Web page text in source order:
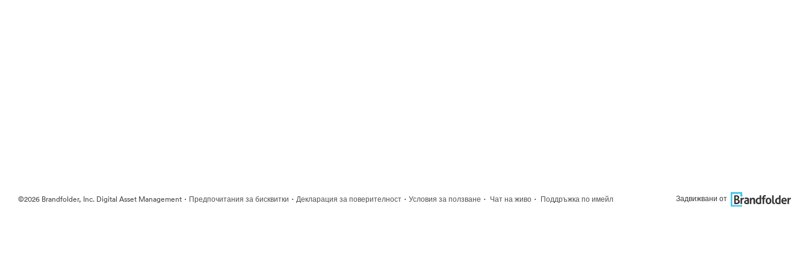
©2026 Brandfolder, Inc. Digital Asset Management · Предпочитания за бисквитки · Декларация за поверителност · Условия за ползване · Чат на живо · Поддръжка по имейл Задвижвани от